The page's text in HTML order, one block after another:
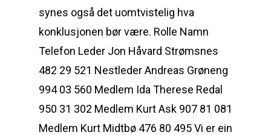
synes også det uomtvistelig hva
konklusjonen bør være. Rolle Namn
Telefon Leder Jon Håvard Strømsnes
482 29 521 Nestleder Andreas Grøneng
994 03 560 Medlem Ida Therese Redal
950 31 302 Medlem Kurt Ask 907 81 081
Medlem Kurt Midtbø 476 80 495 Vi er ein